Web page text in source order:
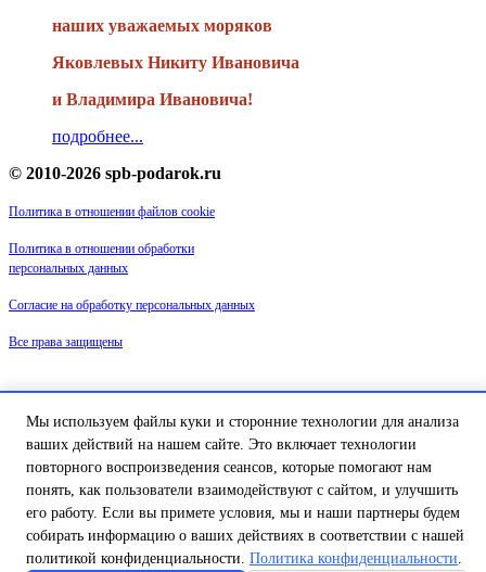
наших уважаемых моряков
Яковлевых Никиту Ивановича
и Владимира Ивановича!
подробнее...
© 2010-2026 spb-podarok.ru
Политика в отношении файлов cookie
Политика в отношении обработки
персональных данных
Согласие на обработку персональных данных
Все права защищены
Наши магазины:
«Галерея майолики» - пр. Обуховской обороны, д. 105
ДК им. Крупской, 1 этаж зал «Синий»
Магазин «Сувенир Кронштадта» - г. Кронштадт, ул. Петровская дом
16/2
Мы используем файлы куки и сторонние технологии для анализа
ваших действий на нашем сайте. Это включает технологии
повторного воспроизведения сеансов, которые помогают нам
понять, как пользователи взаимодействуют с сайтом, и улучшить
его работу. Если вы примете условия, мы и наши партнеры будем
собирать информацию о ваших действиях в соответствии с нашей
политикой конфиденциальности. Политика конфиденциальности.